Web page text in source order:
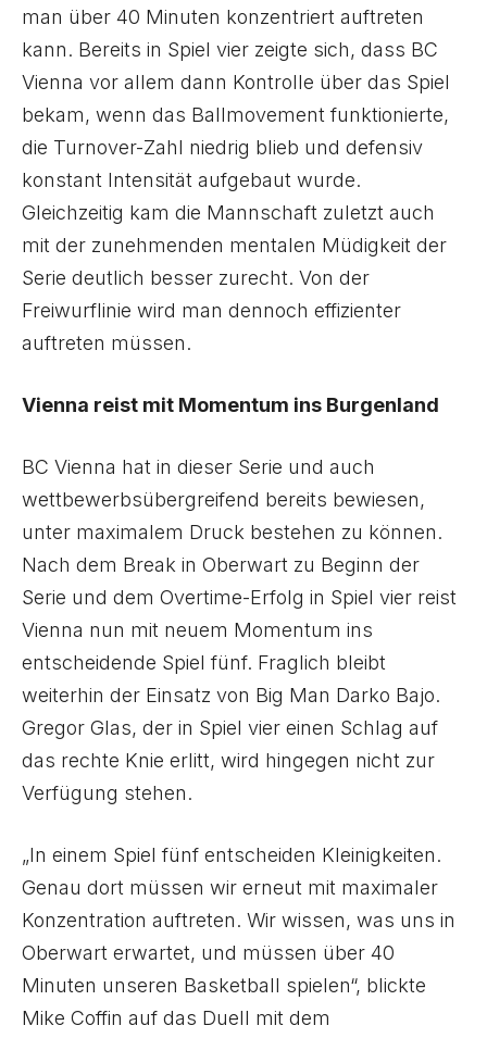
man über 40 Minuten konzentriert auftreten
kann. Bereits in Spiel vier zeigte sich, dass BC
Vienna vor allem dann Kontrolle über das Spiel
bekam, wenn das Ballmovement funktionierte,
die Turnover-Zahl niedrig blieb und defensiv
konstant Intensität aufgebaut wurde.
Gleichzeitig kam die Mannschaft zuletzt auch
mit der zunehmenden mentalen Müdigkeit der
Serie deutlich besser zurecht. Von der
Freiwurflinie wird man dennoch effizienter
auftreten müssen.
Vienna reist mit Momentum ins Burgenland
BC Vienna hat in dieser Serie und auch
wettbewerbsübergreifend bereits bewiesen,
unter maximalem Druck bestehen zu können.
Nach dem Break in Oberwart zu Beginn der
Serie und dem Overtime-Erfolg in Spiel vier reist
Vienna nun mit neuem Momentum ins
entscheidende Spiel fünf. Fraglich bleibt
weiterhin der Einsatz von Big Man Darko Bajo.
Gregor Glas, der in Spiel vier einen Schlag auf
das rechte Knie erlitt, wird hingegen nicht zur
Verfügung stehen.
„In einem Spiel fünf entscheiden Kleinigkeiten.
Genau dort müssen wir erneut mit maximaler
Konzentration auftreten. Wir wissen, was uns in
Oberwart erwartet, und müssen über 40
Minuten unseren Basketball spielen“, blickte
Mike Coffin auf das Duell mit dem